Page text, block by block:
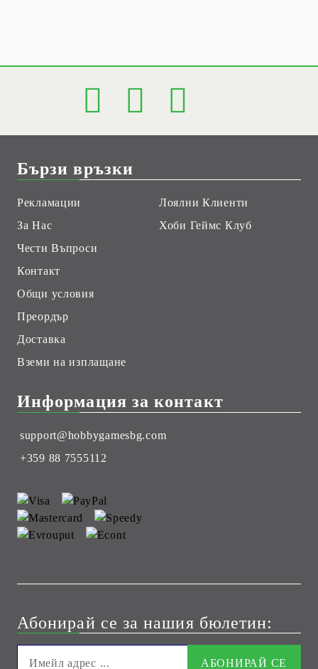
Бързи връзки
Рекламации
За Нас
Чести Въпроси
Контакт
Общи условия
Преордър
Доставка
Вземи на изплащане
Лоялни Клиенти
Хоби Геймс Клуб
Информация за контакт
support@hobbygamesbg.com
+359 88 7555112
Абонирай се за нашия бюлетин: